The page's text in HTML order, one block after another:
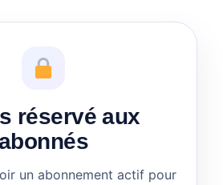
réservé aux
un abonnement actif pour